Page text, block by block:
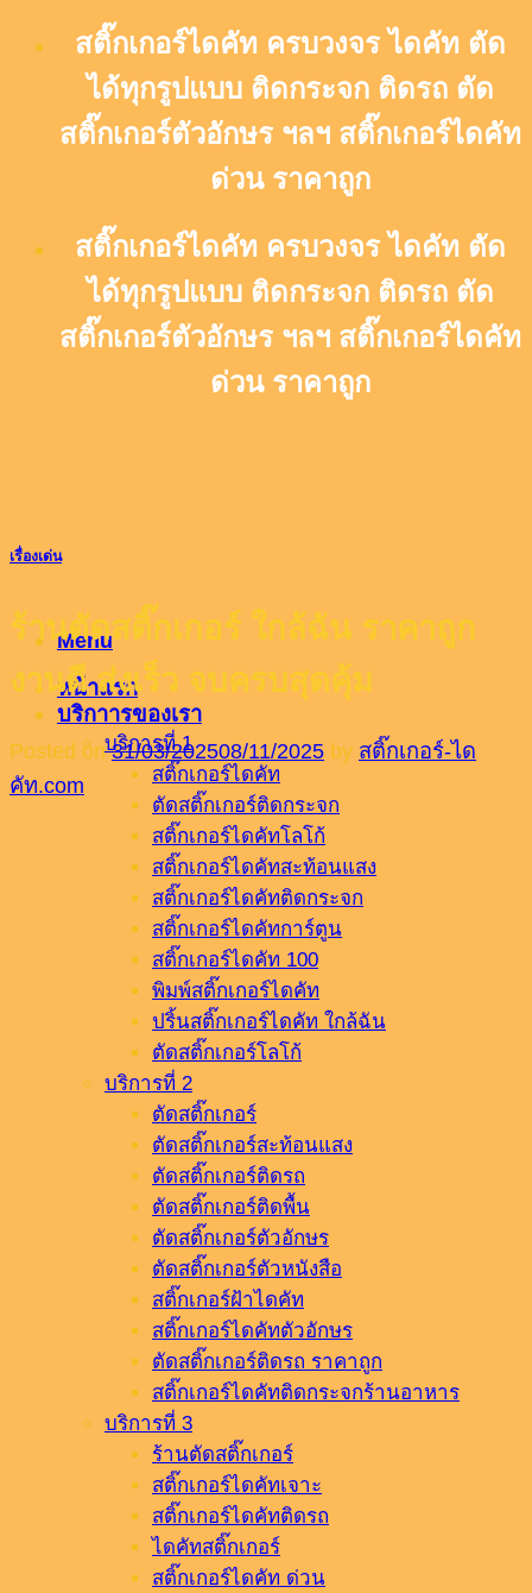
สติ๊กเกอร์ไดคัท ครบวงจร ไดคัท ตัด
ได้ทุกรูปแบบ ติดกระจก ติดรถ ตัด
สติ๊กเกอร์ตัวอักษร ฯลฯ สติ๊กเกอร์ไดคัท
ด่วน ราคาถูก
สติ๊กเกอร์ไดคัท ครบวงจร ไดคัท ตัด
ได้ทุกรูปแบบ ติดกระจก ติดรถ ตัด
สติ๊กเกอร์ตัวอักษร ฯลฯ สติ๊กเกอร์ไดคัท
ด่วน ราคาถูก
Menu
หน้าแรก
บริกาารของเรา
บริการที่ 1
สติ๊กเกอร์ไดคัท
ตัดสติ๊กเกอร์ติดกระจก
สติ๊กเกอร์ไดคัทโลโก้
สติ๊กเกอร์ไดคัทสะท้อนแสง
สติ๊กเกอร์ไดคัทติดกระจก
สติ๊กเกอร์ไดคัทการ์ตูน
สติ๊กเกอร์ไดคัท 100
พิมพ์สติ๊กเกอร์ไดคัท
ปริ้นสติ๊กเกอร์ไดคัท ใกล้ฉัน
ตัดสติ๊กเกอร์โลโก้
บริการที่ 2
ตัดสติ๊กเกอร์
ตัดสติ๊กเกอร์สะท้อนแสง
ตัดสติ๊กเกอร์ติดรถ
ตัดสติ๊กเกอร์ติดพื้น
ตัดสติ๊กเกอร์ตัวอักษร
ตัดสติ๊กเกอร์ตัวหนังสือ
สติ๊กเกอร์ฝ้าไดคัท
สติ๊กเกอร์ไดคัทตัวอักษร
ตัดสติ๊กเกอร์ติดรถ ราคาถูก
สติ๊กเกอร์ไดคัทติดกระจกร้านอาหาร
บริการที่ 3
ร้านตัดสติ๊กเกอร์
สติ๊กเกอร์ไดคัทเจาะ
สติ๊กเกอร์ไดคัทติดรถ
ไดคัทสติ๊กเกอร์
สติ๊กเกอร์ไดคัท ด่วน
เรื่องเด่น
ร้านตัดสติ๊กเกอร์ ใกล้ฉัน ราคาถูก
งานดี ส่งเร็ว จบครบสุดคุ้ม
Posted on31/03/202508/11/2025 by สติ๊กเกอร์-ได
คัท.com